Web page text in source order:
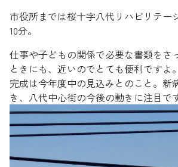
市役所までは桜十字八代リハビリテー
10分。
仕事や子どもの関係で必要な書類をさ
ときにも、近いのでとても便利ですよ。
完成は今年度中の見込みとのこと。新
き、八代中心街の今後の動きに注目で